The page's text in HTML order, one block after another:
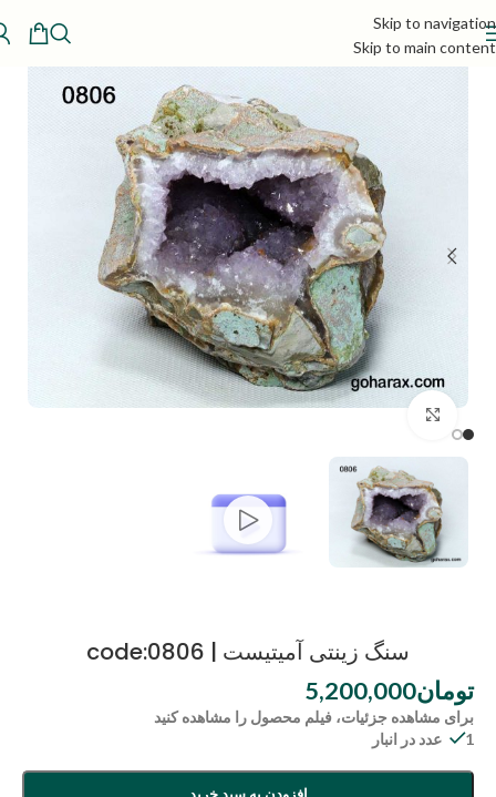
Skip to navigation
Skip to main content
سنگ زینتی آمیتیست | code:0806
تومان5,200,000
برای مشاهده جزئیات، فیلم محصول را مشاهده کنید
1 عدد در انبار